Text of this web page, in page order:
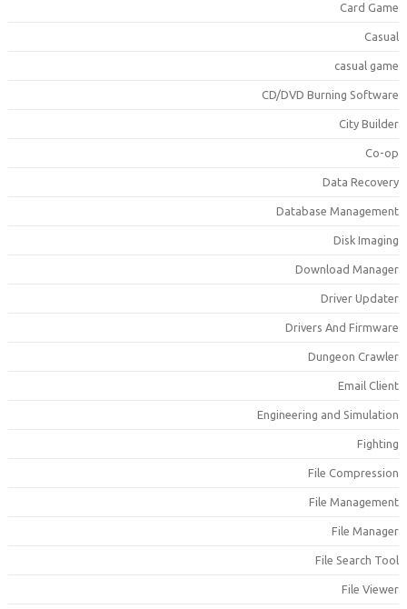
Card
casual
CD/DVD Burning
City
Co-
Data
Database
Disk
Download
Driver
Drivers And
Dungeon
Email
Engineering and
File
File
File
File Search
File